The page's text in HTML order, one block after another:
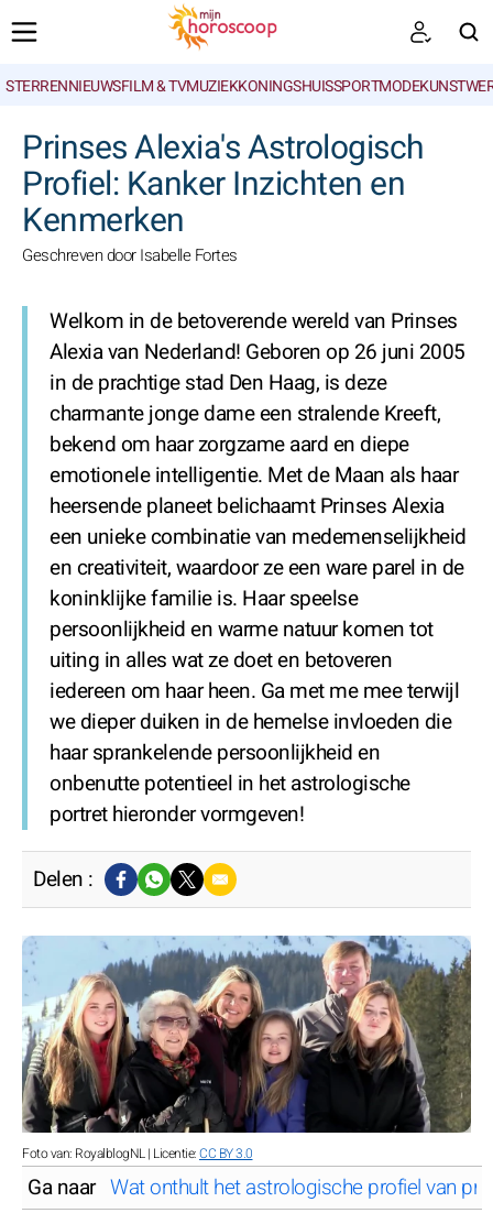
STERRENNIEUWSFILM & TVMUZIEKKONINGSHUISSPORTMODE
Prinses Alexia's Astrologisch
Profiel: Kanker Inzichten en
Kenmerken
Geschreven door Isabelle Fortes
Welkom in de betoverende wereld van Prinses
Alexia van Nederland! Geboren op 26 juni 2005
in de prachtige stad Den Haag, is deze
charmante jonge dame een stralende Kreeft,
bekend om haar zorgzame aard en diepe
emotionele intelligentie. Met de Maan als haar
heersende planeet belichaamt Prinses Alexia
een unieke combinatie van medemenselijkheid
en creativiteit, waardoor ze een ware parel in de
koninklijke familie is. Haar speelse
persoonlijkheid en warme natuur komen tot
uiting in alles wat ze doet en betoveren
iedereen om haar heen. Ga met me mee terwijl
we dieper duiken in de hemelse invloeden die
haar sprankelende persoonlijkheid en
onbenutte potentieel in het astrologische
portret hieronder vormgeven!
Delen :
Foto van: RoyalblogNL | Licentie:CC BY 3.0
Ga naar Wat onthult het astrologische profiel van